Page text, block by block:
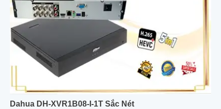
Dahua DH-XVR1B08-I-1T Sắc Nét